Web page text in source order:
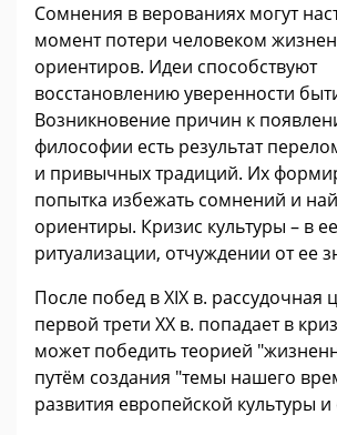
Сомнения в верованиях могут
момент потери человеком
ориентиров. Идеи способствуют
восстановлению уверенности
Возникновение причин к
философии есть результат
и привычных традиций. Их
попытка избежать сомнений и
ориентиры. Кризис культуры – в ее
ритуализации, отчуждении от ее
После побед в XIX в. рассудочная
первой трети XX в. попадает в
может победить теорией
путём создания "темы нашего
развития европейской культуры